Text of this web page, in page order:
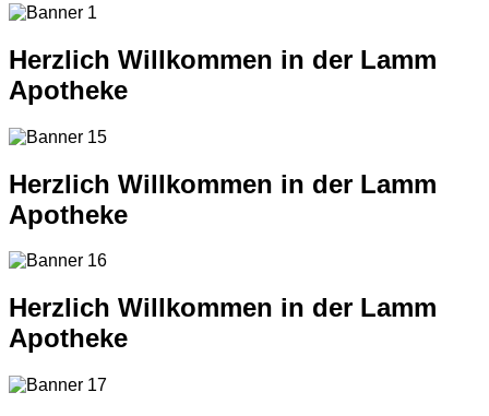
Herzlich Willkommen in der Lamm
Apotheke
Herzlich Willkommen in der Lamm
Apotheke
Herzlich Willkommen in der Lamm
Apotheke